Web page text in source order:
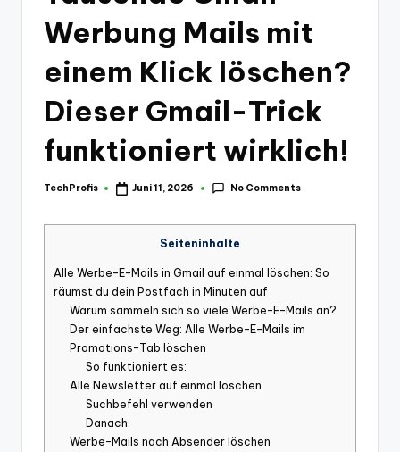
Werbung Mails mit
einem Klick löschen?
Dieser Gmail-Trick
funktioniert wirklich!
Posted
TechProfis Juni 11, 2026 No Comments
Seiteninhalte
Alle Werbe-E-Mails in Gmail auf einmal löschen: So
räumst du dein Postfach in Minuten auf
Warum sammeln sich so viele Werbe-E-Mails an?
Der einfachste Weg: Alle Werbe-E-Mails im
Promotions-Tab löschen
So funktioniert es:
Alle Newsletter auf einmal löschen
Suchbefehl verwenden
Danach:
Werbe-Mails nach Absender löschen